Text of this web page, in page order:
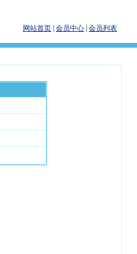
网站首页 会员中心 会员列表